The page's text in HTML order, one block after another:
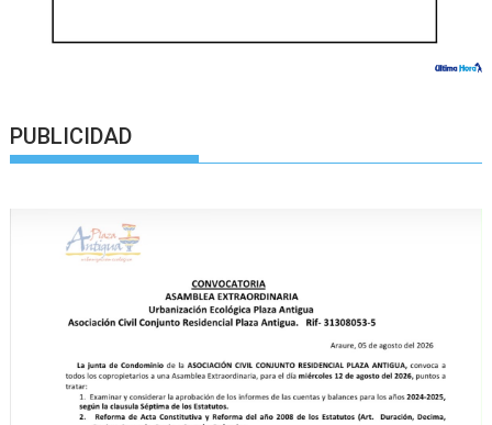
PUBLICIDAD